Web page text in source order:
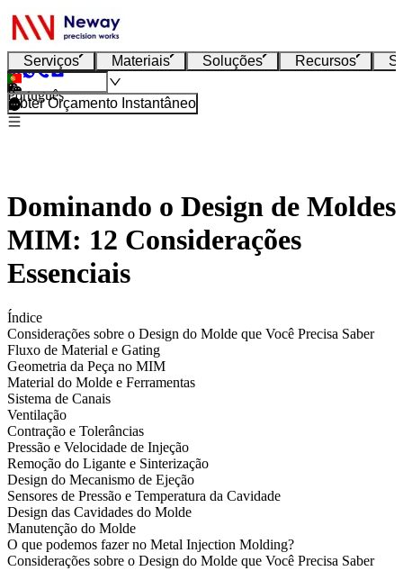
Serviços Materiais Soluções Recursos
Português
Obter Orçamento Instantâneo
Dominando o Design de Moldes
MIM: 12 Considerações
Essenciais
Índice
Considerações sobre o Design do Molde que Você Precisa Saber
Fluxo de Material e Gating
Geometria da Peça no MIM
Material do Molde e Ferramentas
Sistema de Canais
Ventilação
Contração e Tolerâncias
Pressão e Velocidade de Injeção
Remoção do Ligante e Sinterização
Design do Mecanismo de Ejeção
Sensores de Pressão e Temperatura da Cavidade
Design das Cavidades do Molde
Manutenção do Molde
O que podemos fazer no Metal Injection Molding?
Considerações sobre o Design do Molde que Você Precisa Saber